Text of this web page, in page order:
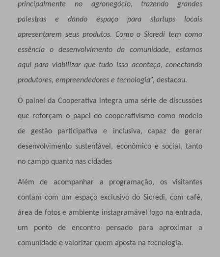
principalmente no agronegócio, trazendo grandes
palestras e dando espaço para startups locais
apresentarem seus produtos. Como o Sicredi tem como
essência o desenvolvimento da comunidade, estamos
aqui para viabilizar que tudo isso aconteça, conectando
produtores, empreendedores e tecnologia”, destacou.
O painel da Cooperativa integra uma série de discussões
que reforçam o papel do cooperativismo como modelo
de gestão participativa e inclusiva, capaz de gerar
desenvolvimento sustentável, econômico e social, tanto
no campo quanto nas cidades
Além de acompanhar a programação, os visitantes
contam com um espaço exclusivo do Sicredi, com café,
área de fotos e ambiente instagramável logo na entrada,
um ponto de encontro pensado para aproximar a
comunidade e valorizar quem aposta na tecnologia.